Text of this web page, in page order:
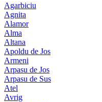
Agarbiciu
Agnita
Alamor
Alma
Altana
Apoldu de Jos
Armeni
Arpasu de Jos
Arpasu de Sus
Atel
Avrig